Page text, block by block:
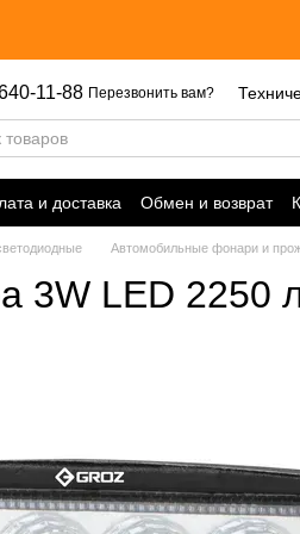
11-88 Перезвонить вам?
и доставка Обмен и возврат
Автомобильные фонари и
3W LED 2250